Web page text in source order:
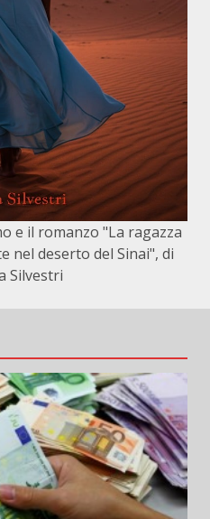
e il romanzo "La ragazza
nel deserto del Sinai", di
Silvestri